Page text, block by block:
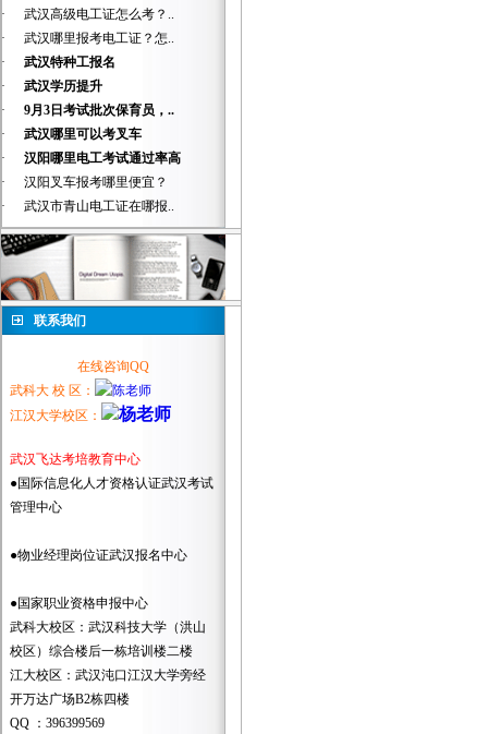
·
武汉高级电工证怎么考？..
·
武汉哪里报考电工证？怎..
·
武汉特种工报名
·
武汉学历提升
·
9月3日考试批次保育员，..
·
武汉哪里可以考叉车
·
汉阳哪里电工考试通过率高
·
汉阳叉车报考哪里便宜？
·
武汉市青山电工证在哪报..
联系我们
在线咨询QQ
武科大 校 区：
江汉大学校区：
武汉飞达考培教育中心
●国际信息化人才资格认证武汉考试
管理中心
●物业经理岗位证武汉报名中心
●国家职业资格申报中心
武科大校区：武汉科技大学（洪山
校区）综合楼后一栋培训楼二楼
江大校区：武汉沌口江汉大学旁经
开万达广场B2栋四楼
QQ ：396399569